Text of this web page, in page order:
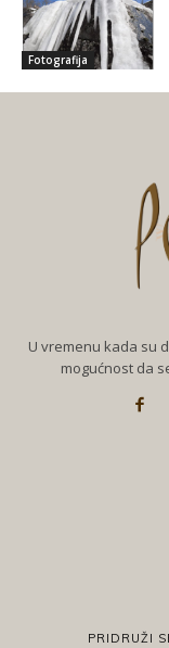
Fotografija
U vremenu kada su
mogućnost da
PRIDRUŽI